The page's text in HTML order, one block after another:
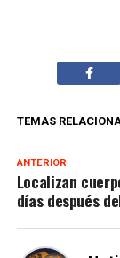
TEMAS
ANTERIOR
Localizan
días después